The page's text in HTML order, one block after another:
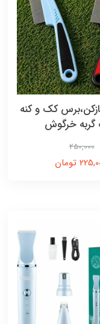
کک و کنه
خرگوش
250,000
تومان